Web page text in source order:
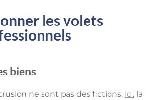
les volets
biens
ne sont pas des fictions. ici, la